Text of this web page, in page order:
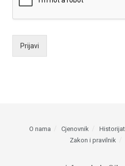
Prijavi
O nama Cjenovnik Historijat
Zakon i pravilnik